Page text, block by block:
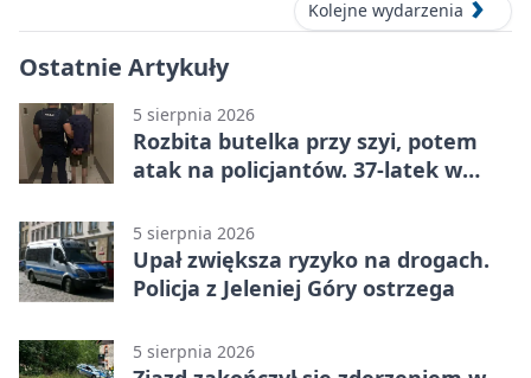
Kolejne wydarzenia
Ostatnie Artykuły
5 sierpnia 2026
Rozbita butelka przy szyi, potem
atak na policjantów. 37-latek w
5 sierpnia 2026
Upał zwiększa ryzyko na drogach.
Policja z Jeleniej Góry ostrzega
5 sierpnia 2026